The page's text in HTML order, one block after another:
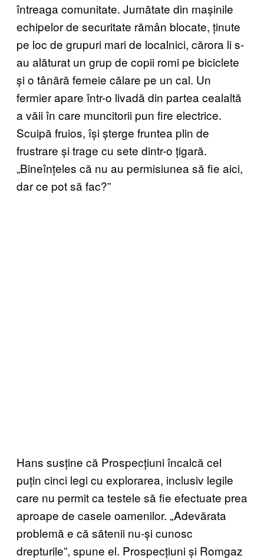
întreaga comunitate. Jumătate din mașinile
echipelor de securitate rămân blocate, ținute
pe loc de grupuri mari de localnici, cărora li s-
au alăturat un grup de copii romi pe biciclete
și o tânără femeie călare pe un cal. Un
fermier apare într-o livadă din partea cealaltă
a văii în care muncitorii pun fire electrice.
Scuipă fruios, își șterge fruntea plin de
frustrare și trage cu sete dintr-o țigară.
„Bineînțeles că nu au permisiunea să fie aici,
dar ce pot să fac?”
Hans susține că Prospecțiuni încalcă cel
puțin cinci legi cu explorarea, inclusiv legile
care nu permit ca testele să fie efectuate prea
aproape de casele oamenilor. „Adevărata
problemă e că sătenii nu-și cunosc
drepturile”, spune el. Prospecțiuni și Romgaz